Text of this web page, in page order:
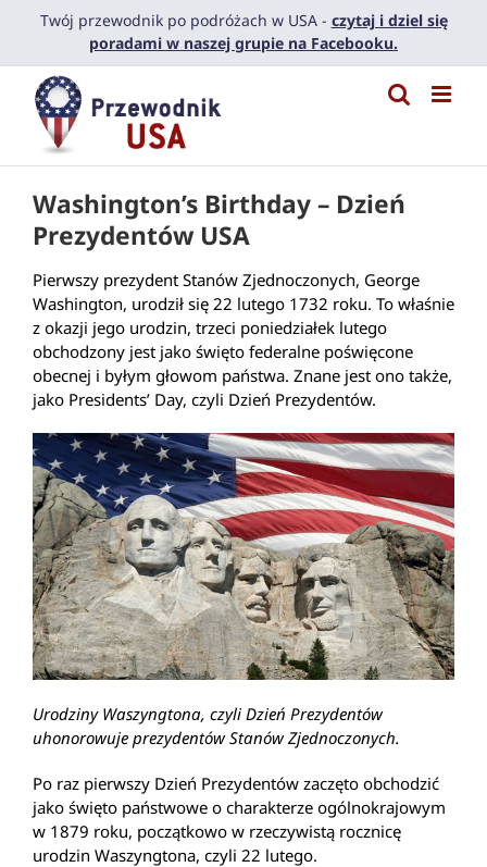
PrzejdźTwój przewodnik po podróżach w USA - czytaj i dziel się
poradami w naszej grupie na Facebooku.
Washington’s Birthday – Dzień
Prezydentów USA
Pierwszy prezydent Stanów Zjednoczonych, George
Washington, urodził się 22 lutego 1732 roku. To właśnie
z okazji jego urodzin, trzeci poniedziałek lutego
obchodzony jest jako święto federalne poświęcone
obecnej i byłym głowom państwa. Znane jest ono także,
jako Presidents’ Day, czyli Dzień Prezydentów.
Urodziny Waszyngtona, czyli Dzień Prezydentów
uhonorowuje prezydentów Stanów Zjednoczonych.
Po raz pierwszy Dzień Prezydentów zaczęto obchodzić
jako święto państwowe o charakterze ogólnokrajowym
w 1879 roku, początkowo w rzeczywistą rocznicę
urodzin Waszyngtona, czyli 22 lutego.